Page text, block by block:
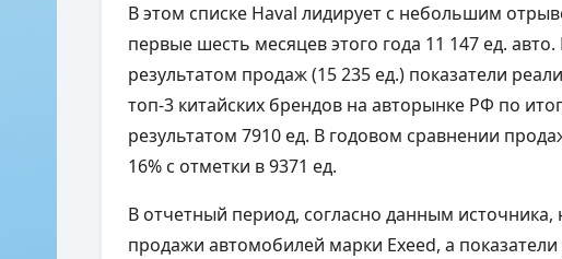
В этом списке Haval лидирует с небольшим
первые шесть месяцев этого года 11 147 ед.
результатом продаж (15 235 ед.) показатели
топ-3 китайских брендов на авторынке РФ по
результатом 7910 ед. В годовом сравнении
16% с отметки в 9371 ед.
В отчетный период, согласно данным источника,
продажи автомобилей марки Exeed, а